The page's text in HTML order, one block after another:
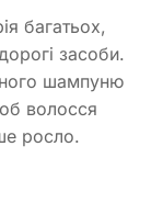
багатьох,
засоби.
шампуню
волосся
росло.